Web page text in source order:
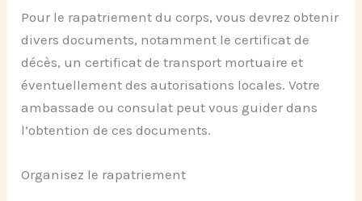
Pour le rapatriement du corps, vous devrez obtenir
divers documents, notamment le certificat de
décès, un certificat de transport mortuaire et
éventuellement des autorisations locales. Votre
ambassade ou consulat peut vous guider dans
l’obtention de ces documents.
Organisez le rapatriement